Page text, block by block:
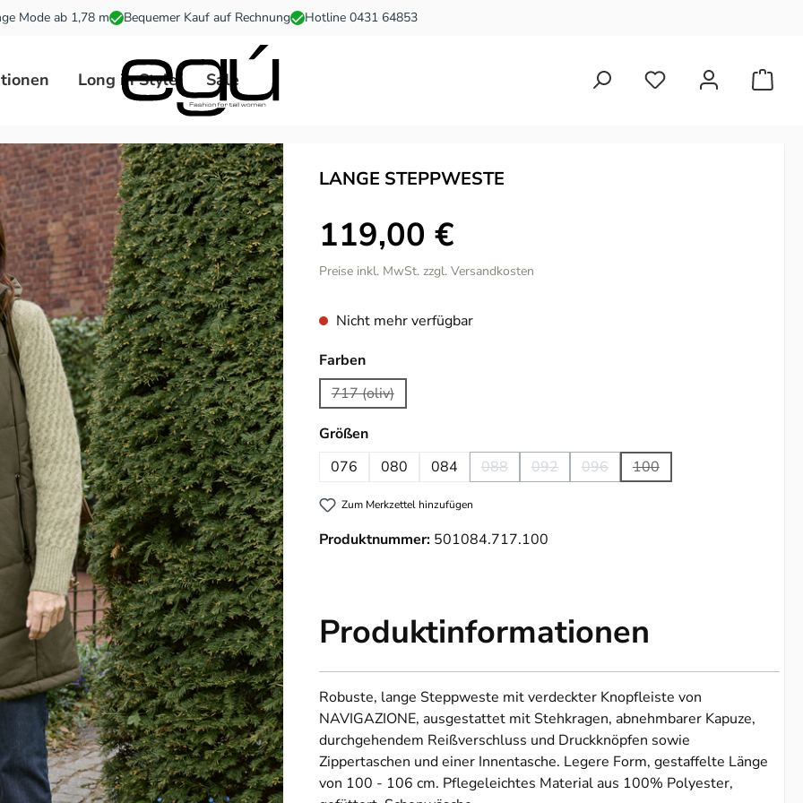
Mode ab 1,78 m Bequemer Kauf auf Rechnung Hotline 0431 64853
Long in Style Sale Du hast 0 Produkte auf
LANGE STEPPWESTE
119,00 €
Preise inkl. MwSt. zzgl. Versandkosten
Nicht mehr verfügbar
Farbenauswählen
717 (oliv)(Diese Option ist zurzeit nicht verfügbar.)
Größenauswählen
076
080 084 088(Diese Option ist zurzeit nicht verfügbar.)
092(Diese Option ist zurzeit nicht verfügbar.)
096(Diese Option ist zurzeit nicht
100(Diese Option ist zurzeit
Zum Merkzettel hinzufügen
Produktnummer: 501084.717.100
Produktinformationen
Robuste, lange Steppweste mit verdeckter Knopfleiste von
NAVIGAZIONE, ausgestattet mit Stehkragen, abnehmbarer Kapuze,
durchgehendem Reißverschluss und Druckknöpfen sowie
Zippertaschen und einer Innentasche. Legere Form, gestaffelte Länge
von 100 - 106 cm. Pflegeleichtes Material aus 100% Polyester,